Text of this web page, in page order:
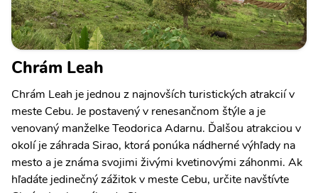
Chrám Leah
Chrám Leah je jednou z najnovších turistických atrakcií v
meste Cebu. Je postavený v renesančnom štýle a je
venovaný manželke Teodorica Adarnu. Ďalšou atrakciou v
okolí je záhrada Sirao, ktorá ponúka nádherné výhľady na
mesto a je známa svojimi živými kvetinovými záhonmi. Ak
hľadáte jedinečný zážitok v meste Cebu, určite navštívte